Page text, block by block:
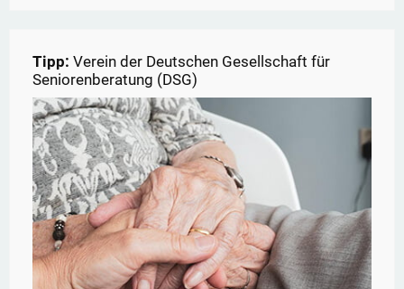
Tipp: Verein der Deutschen Gesellschaft für
Seniorenberatung (DSG)